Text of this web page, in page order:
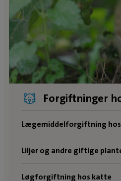
Forgiftninger
Lægemiddelforgiftning
Liljer og andre giftige
Løgforgiftning hos katte